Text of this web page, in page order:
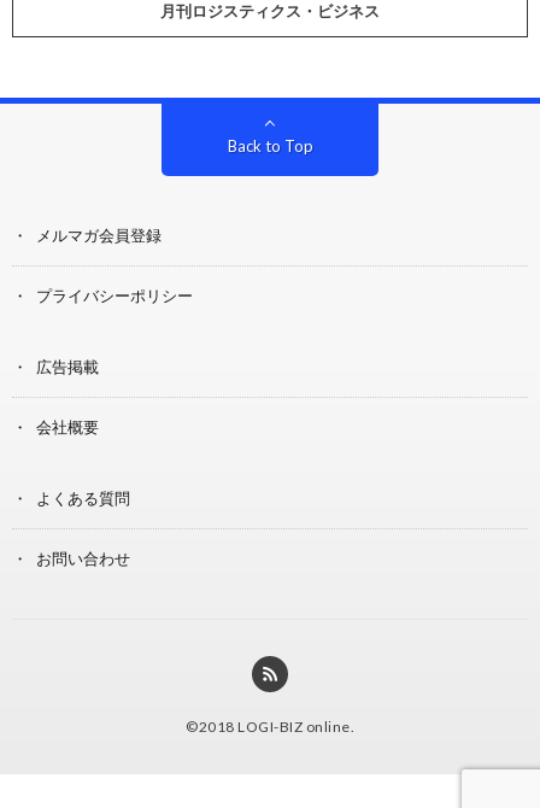
月刊ロジスティクス・ビジネス
Back to Top
メルマガ会員登録
プライバシーポリシー
広告掲載
会社概要
よくある質問
お問い合わせ
©2018 LOGI-BIZ online.